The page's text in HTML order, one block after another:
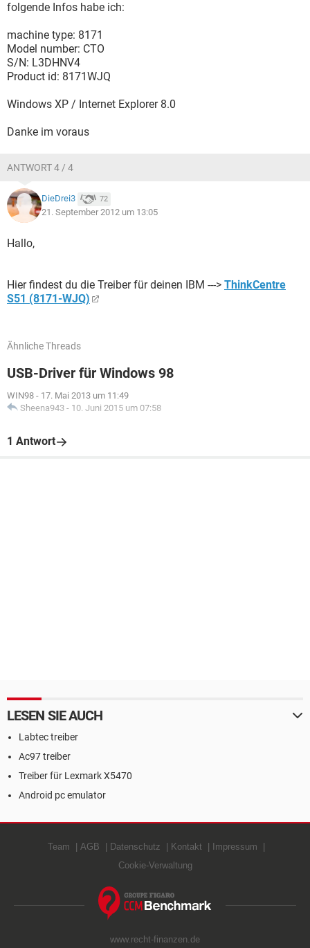
folgende Infos habe ich:
machine type: 8171
Model number: CTO
S/N: L3DHNV4
Product id: 8171WJQ
Windows XP / Internet Explorer 8.0
Danke im voraus
ANTWORT 4 / 4
DieDrei3 72
21. September 2012 um 13:05
Hallo,
Hier findest du die Treiber für deinen IBM ---> ThinkCentre
S51 (8171-WJQ)
Ähnliche Threads
USB-Driver für Windows 98
WIN98 - 17. Mai 2013 um 11:49
Sheena943 - 10. Juni 2015 um 07:58
1 Antwort
LESEN SIE AUCH
Labtec treiber
Ac97 treiber
Treiber für Lexmark X5470
Android pc emulator
Team AGB Datenschutz Kontakt
Impressum
Cookie-Verwaltung
www.recht-finanzen.de